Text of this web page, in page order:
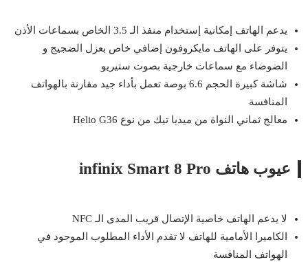
يدعم الهاتف إمكانية إستخدام منفذ الـ 3.5 الخاص بسماعات الأذن
يتوفر على الهاتف مايكروفون إضافي خاص بعزل الضجيج و
الضوضاء مع سماعات خارجية بصوت ستيريو
شاشة كبيرة الحجم 6.6 بوصة تعمل بأداء جيد مقارنة بالهواتف
المنافسة
معالج ثماني النواة من ميديا تيك من نوع Helio G36
عيوب هاتف infinix Smart 8 Pro
لا يدعم الهاتف خاصية الإتصال قريب المدى الـ NFC
الكاميرا الأمامية للهاتف لا تقدم الأداء المطلوب الموجود في
الهواتف المنافسة